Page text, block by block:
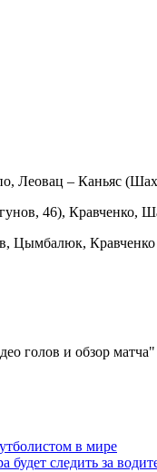
Леовац – Каньяс
46),
Цымбалюк, Кравченко
голов и обзор матча"
в мире
будет следить за